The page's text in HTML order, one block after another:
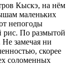
Кыскэ, на нём
маленьких
непогоды
рис. По размытой
замечая ни
скорее
соломенных